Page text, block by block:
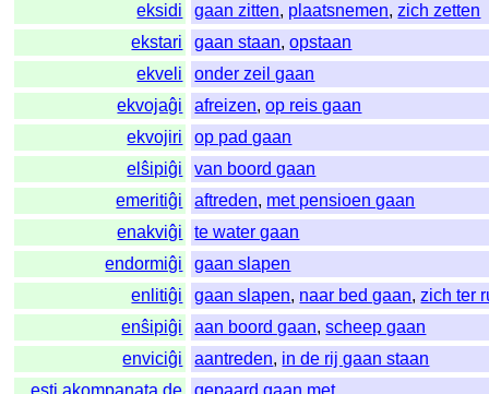
eksidi
gaan zitten, plaatsnemen,zich zetten
ekstari
gaan staan,opstaan
ekveli
onder zeil gaan
ekvojaĝi
afreizen,op reis gaan
ekvojiri
op pad gaan
elŝipiĝi
van boord gaan
emeritiĝi
aftreden, met pensioen gaan
enakviĝi
te water gaan
endormiĝi
gaan slapen
enlitiĝi
gaan slapen, naar bed gaan,zich ter
enŝipiĝi
aan boord gaan,scheep gaan
enviciĝi
aantreden, in de rij gaan staan